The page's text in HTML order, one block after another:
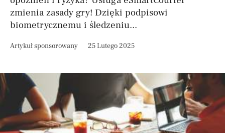
zmienia zasady gry! Dzięki podpisowi
biometrycznemu i śledzeniu...
Artykuł sponsorowany 25 Lutego 2025